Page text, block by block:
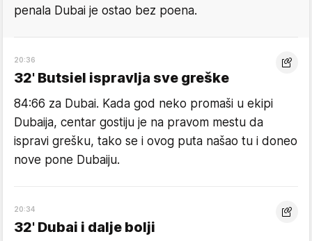
penala Dubai je ostao bez poena.
20:36
32' Butsiel ispravlja sve greške
84:66 za Dubai. Kada god neko promaši u ekipi
Dubaija, centar gostiju je na pravom mestu da
ispravi grešku, tako se i ovog puta našao tu i doneo
nove pone Dubaiju.
20:34
32' Dubai i dalje bolji